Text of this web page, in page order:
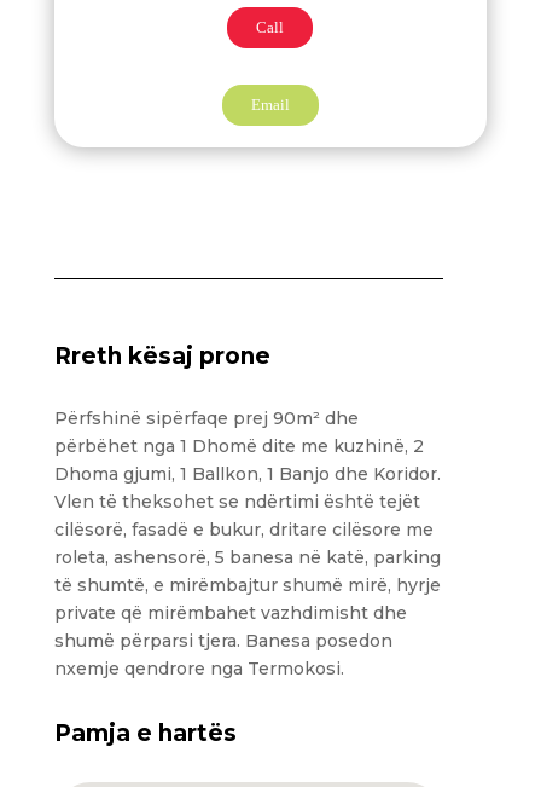
Call
Email
Rreth kësaj prone
Përfshinë sipërfaqe prej 90m² dhe
përbëhet nga 1 Dhomë dite me kuzhinë, 2
Dhoma gjumi, 1 Ballkon, 1 Banjo dhe Koridor.
Vlen të theksohet se ndërtimi është tejët
cilësorë, fasadë e bukur, dritare cilësore me
roleta, ashensorë, 5 banesa në katë, parking
të shumtë, e mirëmbajtur shumë mirë, hyrje
private që mirëmbahet vazhdimisht dhe
shumë përparsi tjera. Banesa posedon
nxemje qendrore nga Termokosi.
Pamja e hartës